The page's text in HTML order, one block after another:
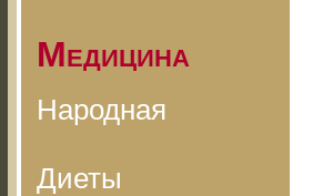
Медицина
Народная
Диеты